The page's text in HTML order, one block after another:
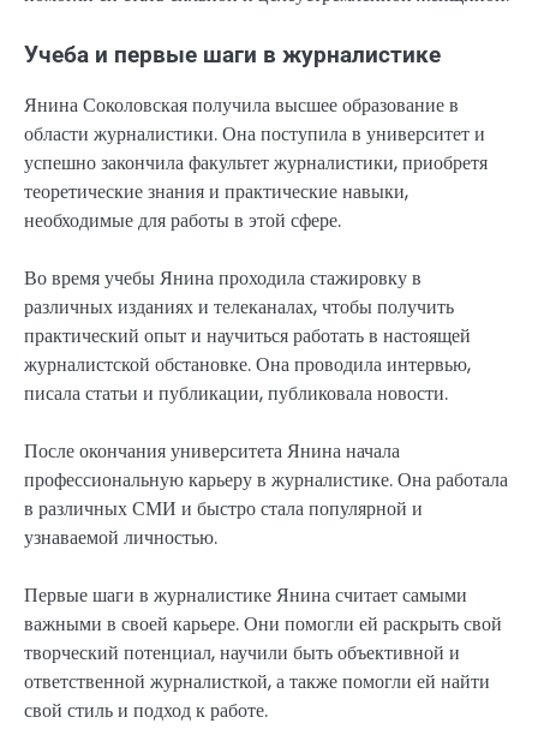
Учеба и первые шаги в журналистике
Янина Соколовская получила высшее образование в
области журналистики. Она поступила в университет и
успешно закончила факультет журналистики, приобретя
теоретические знания и практические навыки,
необходимые для работы в этой сфере.
Во время учебы Янина проходила стажировку в
различных изданиях и телеканалах, чтобы получить
практический опыт и научиться работать в настоящей
журналистской обстановке. Она проводила интервью,
писала статьи и публикации, публиковала новости.
После окончания университета Янина начала
профессиональную карьеру в журналистике. Она работала
в различных СМИ и быстро стала популярной и
узнаваемой личностью.
Первые шаги в журналистике Янина считает самыми
важными в своей карьере. Они помогли ей раскрыть свой
творческий потенциал, научили быть объективной и
ответственной журналисткой, а также помогли ей найти
свой стиль и подход к работе.